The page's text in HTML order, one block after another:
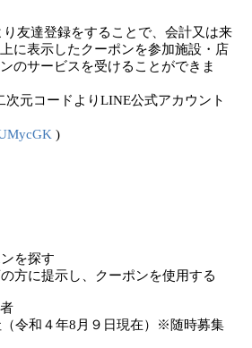
友達登録をすることで、会計又は来
に表示したクーポンを参加施設・店
のサービスを受けることができま
元コードよりLINE公式アカウント
)
を探す
に提示し、クーポンを使用する
令和４年8月９日現在）※随時募集